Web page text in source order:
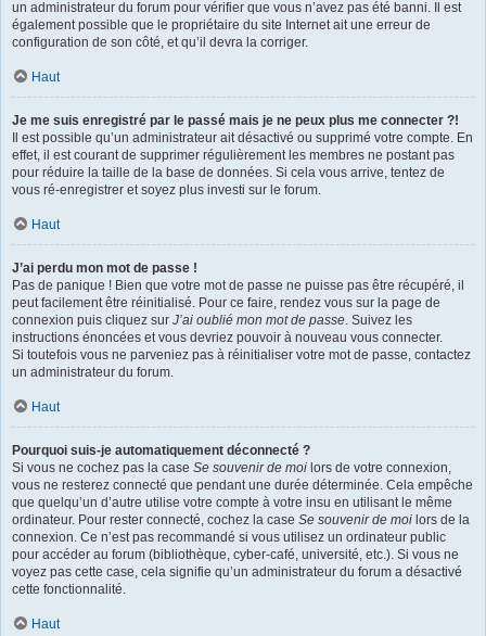
un administrateur du forum pour vérifier que vous n’avez pas été banni. Il est
également possible que le propriétaire du site Internet ait une erreur de
configuration de son côté, et qu’il devra la corriger.
Haut
Je me suis enregistré par le passé mais je ne peux plus me connecter ?!
Il est possible qu’un administrateur ait désactivé ou supprimé votre compte. En
effet, il est courant de supprimer régulièrement les membres ne postant pas
pour réduire la taille de la base de données. Si cela vous arrive, tentez de
vous ré-enregistrer et soyez plus investi sur le forum.
Haut
J’ai perdu mon mot de passe !
Pas de panique ! Bien que votre mot de passe ne puisse pas être récupéré, il
peut facilement être réinitialisé. Pour ce faire, rendez vous sur la page de
connexion puis cliquez sur J’ai oublié mon mot de passe. Suivez les
instructions énoncées et vous devriez pouvoir à nouveau vous connecter.
Si toutefois vous ne parveniez pas à réinitialiser votre mot de passe, contactez
un administrateur du forum.
Haut
Pourquoi suis-je automatiquement déconnecté ?
Si vous ne cochez pas la case Se souvenir de moi lors de votre connexion,
vous ne resterez connecté que pendant une durée déterminée. Cela empêche
que quelqu’un d’autre utilise votre compte à votre insu en utilisant le même
ordinateur. Pour rester connecté, cochez la case Se souvenir de moi lors de la
connexion. Ce n’est pas recommandé si vous utilisez un ordinateur public
pour accéder au forum (bibliothèque, cyber-café, université, etc.). Si vous ne
voyez pas cette case, cela signifie qu’un administrateur du forum a désactivé
cette fonctionnalité.
Haut